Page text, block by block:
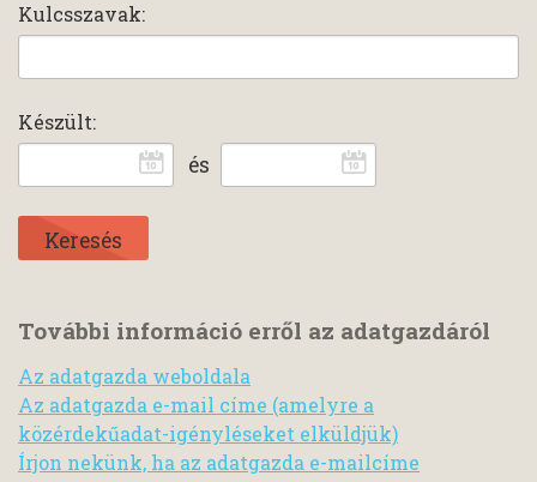
Kulcsszavak:
Készült:
és
További információ erről az adatgazdáról
Az adatgazda weboldala
Az adatgazda e-mail címe (amelyre a
közérdekűadat-igényléseket elküldjük)
Írjon nekünk, ha az adatgazda e-mailcíme